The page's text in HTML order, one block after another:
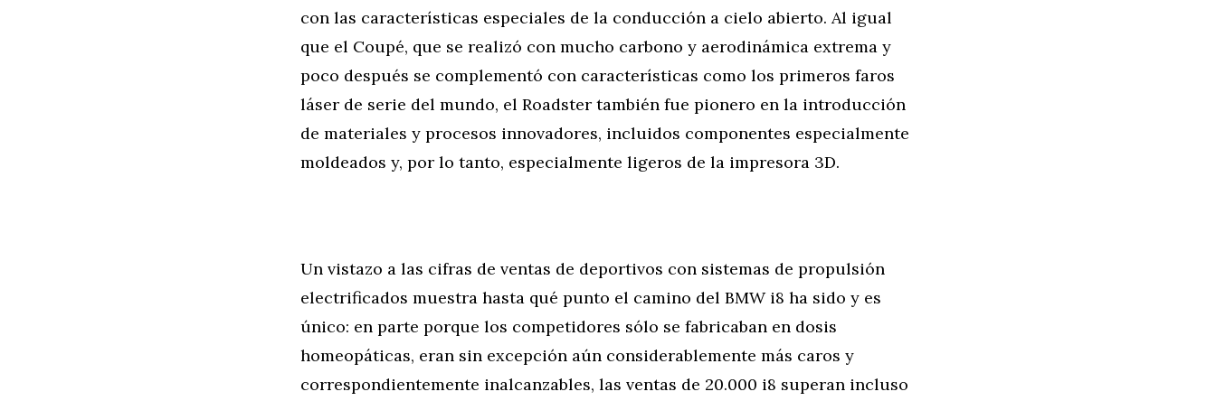
con las características especiales de la conducción a cielo abierto. Al igual
que el Coupé, que se realizó con mucho carbono y aerodinámica extrema y
poco después se complementó con características como los primeros faros
láser de serie del mundo, el Roadster también fue pionero en la introducción
de materiales y procesos innovadores, incluidos componentes especialmente
moldeados y, por lo tanto, especialmente ligeros de la impresora 3D.
Un vistazo a las cifras de ventas de deportivos con sistemas de propulsión
electrificados muestra hasta qué punto el camino del BMW i8 ha sido y es
único: en parte porque los competidores sólo se fabricaban en dosis
homeopáticas, eran sin excepción aún considerablemente más caros y
correspondientemente inalcanzables, las ventas de 20.000 i8 superan incluso